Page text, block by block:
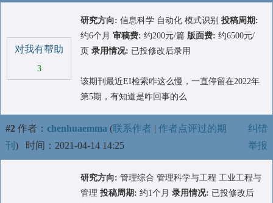
对我有帮助
3
研究方向: 信息科学 自动化 模式识别 投稿周期:
约6个月 审稿费: 约200元/篇 版面费: 约6500元/
页 录用情况: 已投修改后录用
该期刊最近EI检索咋这么慢，一直停留在2022年
第5期，有知道是咋回事的么
#2 作者： chenhuaemma (联系作者 | 作者点评过的期
刊 ) 时间：2021-04-14 14:25
纠错
举报
研究方向: 管理综合 管理科学与工程 工业工程与
管理 投稿周期: 约1个月 录用情况: 已投修改后